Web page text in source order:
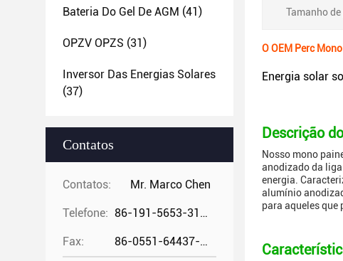
Bateria Do Gel De AGM (41)
OPZV OPZS (31)
Inversor Das Energias Solares
(37)
Contatos
Contatos: Mr. Marco Chen
Telefone: 86-191-5653-3194
Fax: 86-0551-64437-729
Tamanho
O OEM Perc
Energia solar
Descrição
Nosso mono
anodizado da
energia.
alumínio
para aqueles que